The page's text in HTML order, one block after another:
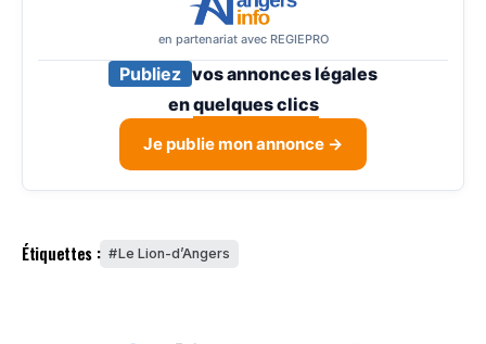
en partenariat avec REGIEPRO
Publiez vos annonces légales
enquelques clics
Je publie mon annonce →
Étiquettes : Le Lion-d’Angers